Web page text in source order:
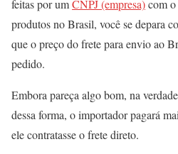
feitas por umCNPJ (empresa)com
produtos no Brasil, você se depara
que o preço do frete para envio ao
pedido.
Embora pareça algo bom, na
dessa forma, o importador pagará
ele contratasse o frete direto.